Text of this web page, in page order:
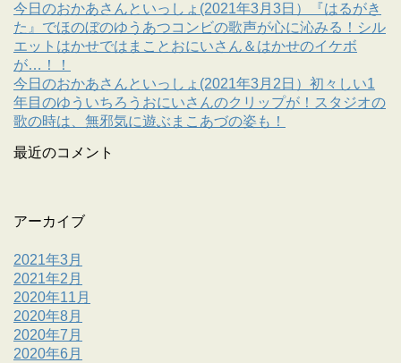
今日のおかあさんといっしょ(2021年3月3日）『はるがき
た』でほのぼのゆうあつコンビの歌声が心に沁みる！シル
エットはかせではまことおにいさん＆はかせのイケボ
が…！！
今日のおかあさんといっしょ(2021年3月2日）初々しい1
年目のゆういちろうおにいさんのクリップが！スタジオの
歌の時は、無邪気に遊ぶまこあづの姿も！
最近のコメント
アーカイブ
2021年3月
2021年2月
2020年11月
2020年8月
2020年7月
2020年6月